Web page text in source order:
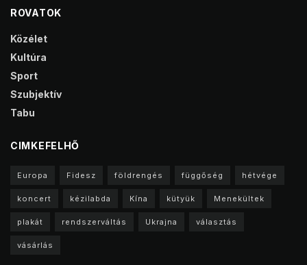
ROVATOK
Közélet
Kultúra
Sport
Szubjektív
Tabu
CIMKEFELHŐ
Europa Fidesz földrengés függőség hétvége
koncert kézilabda Kína kütyük Menekültek
plakát rendszerváltás Ukrajna választás
vásárlás